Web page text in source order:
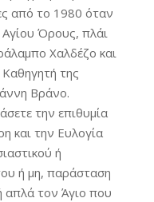
από το 1980 όταν
Όρους, πλάι
Χαλδέζο και
της
Βράνο.
την επιθυμία
και την Ευλογία
ή
ή μη, παράσταση
απλά τον Άγιο που